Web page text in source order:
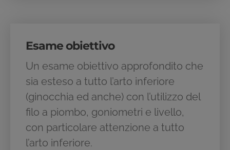
Esame obiettivo
Un esame obiettivo approfondito che
sia esteso a tutto l’arto inferiore
(ginocchia ed anche) con l’utilizzo del
filo a piombo, goniometri e livello,
con particolare attenzione a tutto
l’arto inferiore.